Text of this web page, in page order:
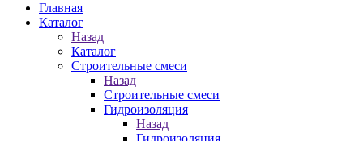
Главная
Каталог
Назад
Каталог
Строительные смеси
Назад
Строительные смеси
Гидроизоляция
Назад
Гидроизоляция